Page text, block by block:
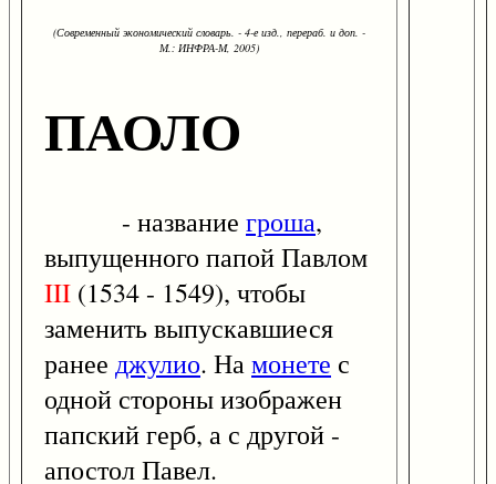
(Современный экономический словарь. - 4-е изд., перераб. и доп. -
М.: ИНФРА-М, 2005)
ПАОЛО
- название гроша,
выпущенного папой Павлом
III (1534 - 1549), чтобы
заменить выпускавшиеся
ранее джулио. Намонете с
одной стороны изображен
папский герб, а с другой -
апостол Павел.